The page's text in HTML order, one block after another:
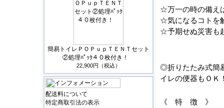
簡易トイレＰＯＰｕｐＴＥＮＴセット
②処理ﾊﾟｯｸ４０枚付き！
22,900円（税込）
配送料について
特定商取引法の表示
☆万一の時の備え
☆気になるコトを
☆予期せぬ災害も
◎折りたたみ式簡
イレの便器もＯＫ
《 特 徴 》